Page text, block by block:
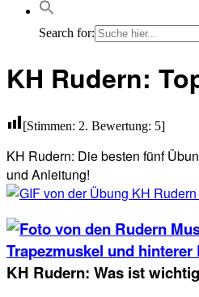
Search for:
KH Rudern:
[Stimmen: 2. Bewertung: 5]
KH Rudern: Die besten fünf
und Anleitung!
KH Rudern: Was ist